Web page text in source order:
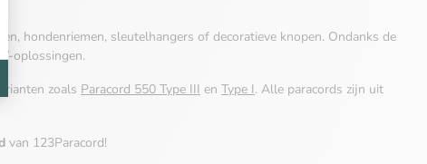
hondenriemen, sleutelhangers of decoratieve knopen. Ondanks de
oplossingen.
zoals Paracord 550 Type III en Type I. Alle paracords zijn uit
van 123Paracord!